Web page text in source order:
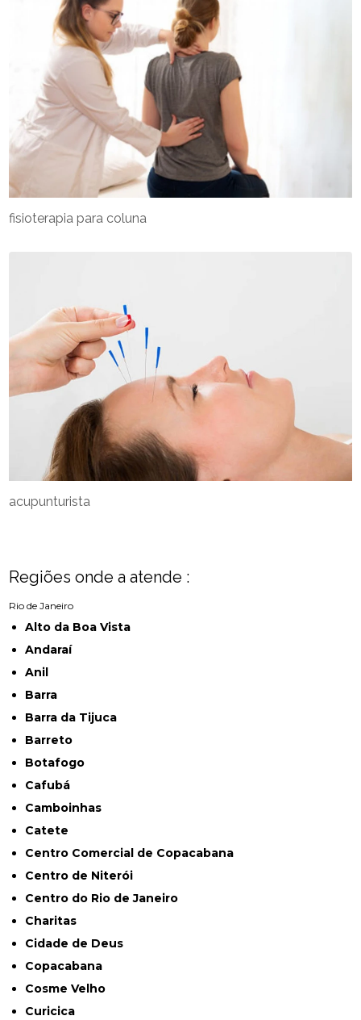
acupunturista
fisioterapia para coluna
Regiões onde a atende :
Rio de Janeiro
Alto da Boa Vista
Andaraí
Anil
Barra
Barra da Tijuca
Barreto
Botafogo
Cafubá
Camboinhas
Catete
Centro Comercial de Copacabana
Centro de Niterói
Centro do Rio de Janeiro
Charitas
Cidade de Deus
Copacabana
Cosme Velho
Curicica